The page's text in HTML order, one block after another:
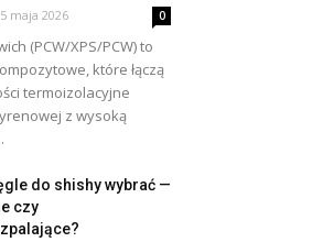
maja 2026 0
(PCW/XPS/PCW) to
które łączą
termoizolacyjne
z wysoką
do shishy wybrać —
czy